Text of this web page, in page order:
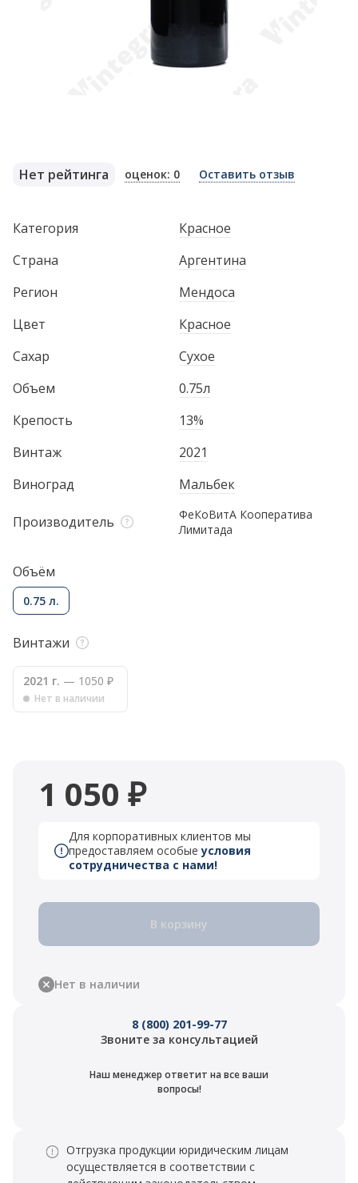
Нет рейтинга оценок: 0 Оставить отзыв
Категория
Красное
Страна
Аргентина
Регион
Мендоса
Цвет
Красное
Сахар
Сухое
Объем
0.75л
Крепость
13%
Винтаж
2021
Виноград
Мальбек
Производитель
ФеКоВитА Кооператива
Лимитада
Объём
0.75 л.
Винтажи
2021 г. — 1050 ₽
Нет в наличии
1 050 ₽
Для корпоративных клиентов мы
предоставляем особыеусловия
сотрудничества с нами!
В корзину
Нет в наличии
8 (800) 201-99-77
Звоните за консультацией
Наш менеджер ответит на все ваши
вопросы!
Отгрузка продукции юридическим лицам
осуществляется в соответствии с